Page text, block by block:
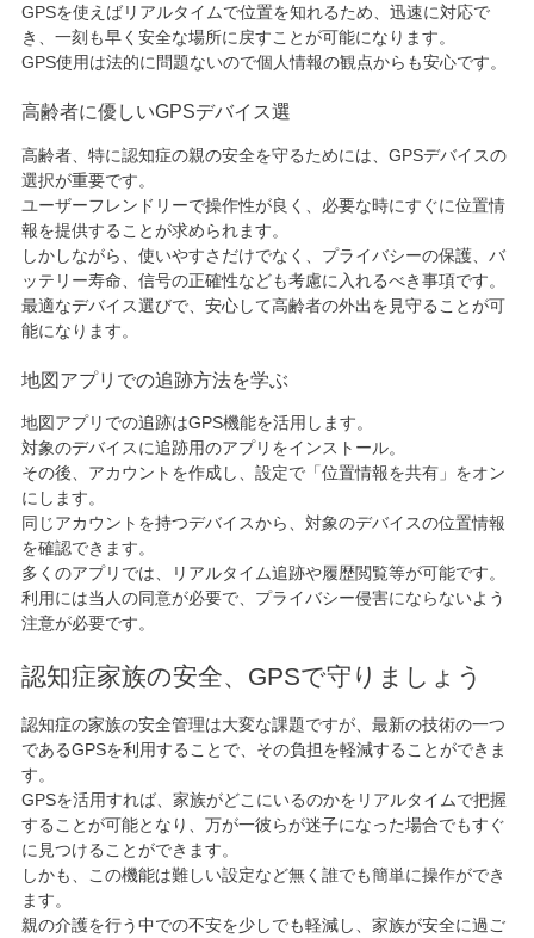
GPSを使えばリアルタイムで位置を知れるため、迅速に対応で
き、一刻も早く安全な場所に戻すことが可能になります。
GPS使用は法的に問題ないので個人情報の観点からも安心です。
高齢者に優しいGPSデバイス選
高齢者、特に認知症の親の安全を守るためには、GPSデバイスの
選択が重要です。
ユーザーフレンドリーで操作性が良く、必要な時にすぐに位置情
報を提供することが求められます。
しかしながら、使いやすさだけでなく、プライバシーの保護、バ
ッテリー寿命、信号の正確性なども考慮に入れるべき事項です。
最適なデバイス選びで、安心して高齢者の外出を見守ることが可
能になります。
地図アプリでの追跡方法を学ぶ
地図アプリでの追跡はGPS機能を活用します。
対象のデバイスに追跡用のアプリをインストール。
その後、アカウントを作成し、設定で「位置情報を共有」をオン
にします。
同じアカウントを持つデバイスから、対象のデバイスの位置情報
を確認できます。
多くのアプリでは、リアルタイム追跡や履歴閲覧等が可能です。
利用には当人の同意が必要で、プライバシー侵害にならないよう
注意が必要です。
認知症家族の安全、GPSで守りましょう
認知症の家族の安全管理は大変な課題ですが、最新の技術の一つ
であるGPSを利用することで、その負担を軽減することができま
す。
GPSを活用すれば、家族がどこにいるのかをリアルタイムで把握
することが可能となり、万が一彼らが迷子になった場合でもすぐ
に見つけることができます。
しかも、この機能は難しい設定など無く誰でも簡単に操作ができ
ます。
親の介護を行う中での不安を少しでも軽減し、家族が安全に過ご